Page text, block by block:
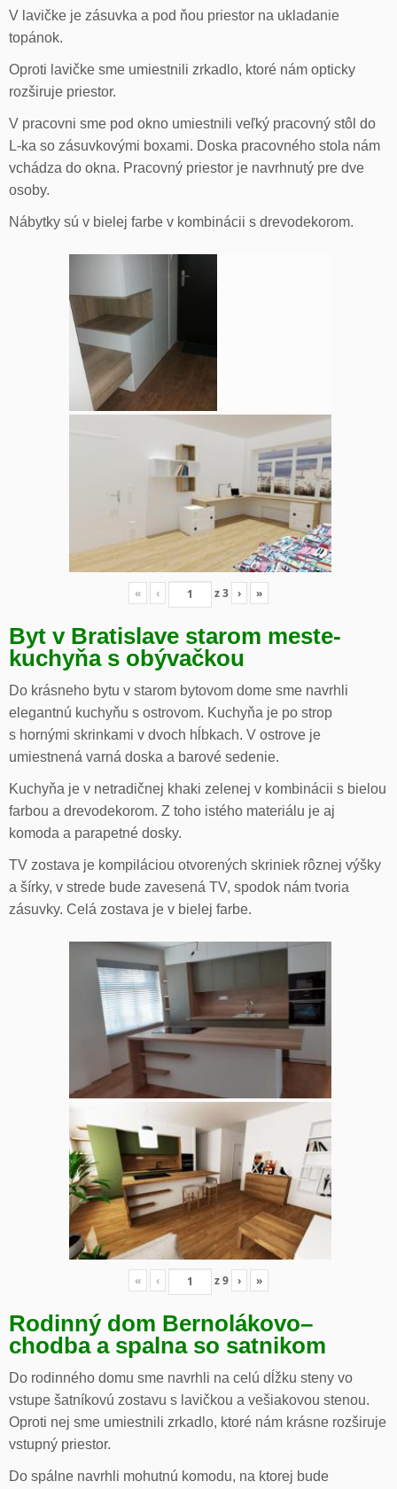
V lavičke je zásuvka a pod ňou priestor na ukladanie
topánok.
Oproti lavičke sme umiestnili zrkadlo, ktoré nám opticky
rozširuje priestor.
V pracovni sme pod okno umiestnili veľký pracovný stôl do
L-ka so zásuvkovými boxami. Doska pracovného stola nám
vchádza do okna. Pracovný priestor je navrhnutý pre dve
osoby.
Nábytky sú v bielej farbe v kombinácii s drevodekorom.
« ‹ z3 › »
Byt v Bratislave starom meste-
kuchyňa s obývačkou
Do krásneho bytu v starom bytovom dome sme navrhli
elegantnú kuchyňu s ostrovom. Kuchyňa je po strop
s hornými skrinkami v dvoch hĺbkach. V ostrove je
umiestnená varná doska a barové sedenie.
Kuchyňa je v netradičnej khaki zelenej v kombinácii s bielou
farbou a drevodekorom. Z toho istého materiálu je aj
komoda a parapetné dosky.
TV zostava je kompiláciou otvorených skriniek rôznej výšky
a šírky, v strede bude zavesená TV, spodok nám tvoria
zásuvky. Celá zostava je v bielej farbe.
« ‹ z9 › »
Rodinný dom Bernolákovo–
chodba a spalna so satnikom
Do rodinného domu sme navrhli na celú dĺžku steny vo
vstupe šatníkovú zostavu s lavičkou a vešiakovou stenou.
Oproti nej sme umiestnili zrkadlo, ktoré nám krásne rozširuje
vstupný priestor.
Do spálne navrhli mohutnú komodu, na ktorej bude